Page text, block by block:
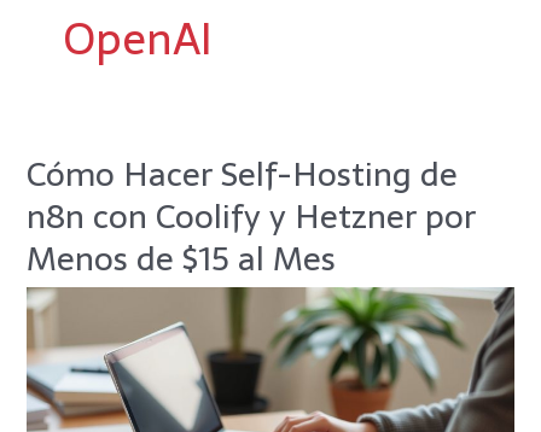
OpenAI
Cómo Hacer Self-Hosting de
n8n con Coolify y Hetzner por
Menos de $15 al Mes
Cómo
Hacer
Self-
de
n8n
con
Coolify
y
Hetzner
por